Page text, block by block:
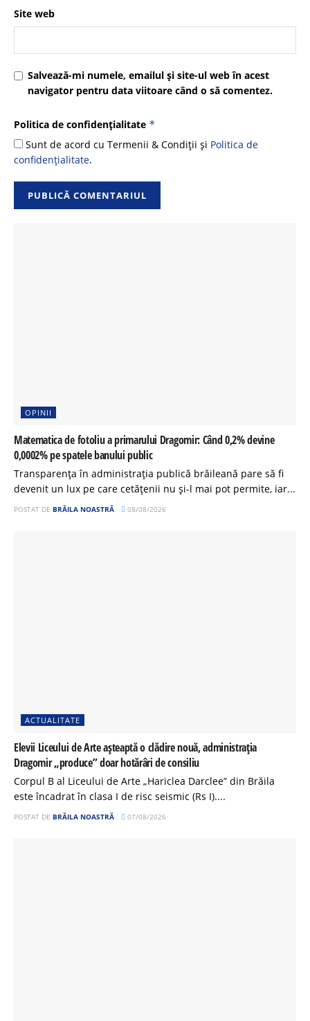
Site web
Salvează-mi numele, emailul și site-ul web în acest
navigator pentru data viitoare când o să comentez.
Politica de confidențialitate *
Sunt de acord cu Termenii & Condiții și Politica de
confidențialitate.
OPINII
Matematica de fotoliu a primarului Dragomir: Când 0,2% devine
0,0002% pe spatele banului public
Transparența în administrația publică brăileană pare să fi
devenit un lux pe care cetățenii nu și-l mai pot permite, iar...
POSTAT DE BRĂILA NOASTRĂ 08/08/2026
ACTUALITATE
Elevii Liceului de Arte așteaptă o clădire nouă, administrația
Dragomir „produce” doar hotărâri de consiliu
Corpul B al Liceului de Arte „Hariclea Darclee” din Brăila
este încadrat în clasa I de risc seismic (Rs I)....
POSTAT DE BRĂILA NOASTRĂ 07/08/2026